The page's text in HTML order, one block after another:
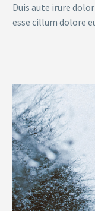
Duis aute irure
esse cillum dolore